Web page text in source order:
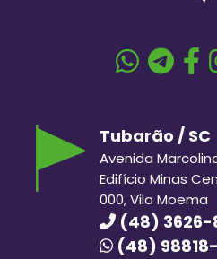
Tubarão / SC
Avenida
Edifício Minas
000, Vila Moema
(48) 3626-
(48)